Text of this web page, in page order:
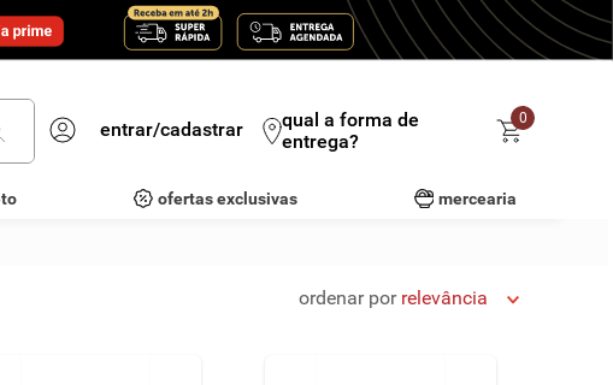
entrar/cadastrar
qual a forma de
entrega?
0
ofertas exclusivas mercearia
ordenar por relevância